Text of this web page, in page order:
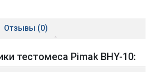
Отзывы (0)
тестомеса Pimak BHY-10: